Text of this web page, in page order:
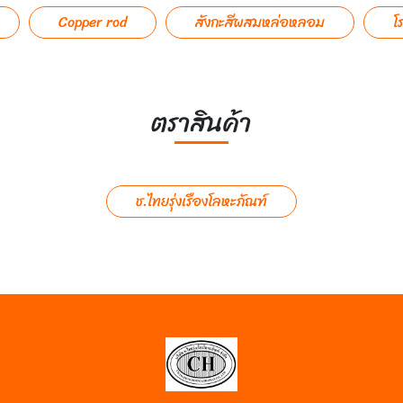
Copper rod สังกะสีผสมหล่อหลอม
ตราสินค้า
ช.ไทยรุ่งเรืองโลหะภัณฑ์